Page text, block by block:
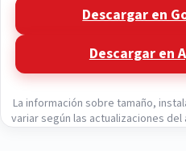
Descargar en
Descargar en
La información sobre tamaño,
variar según las actualizaciones